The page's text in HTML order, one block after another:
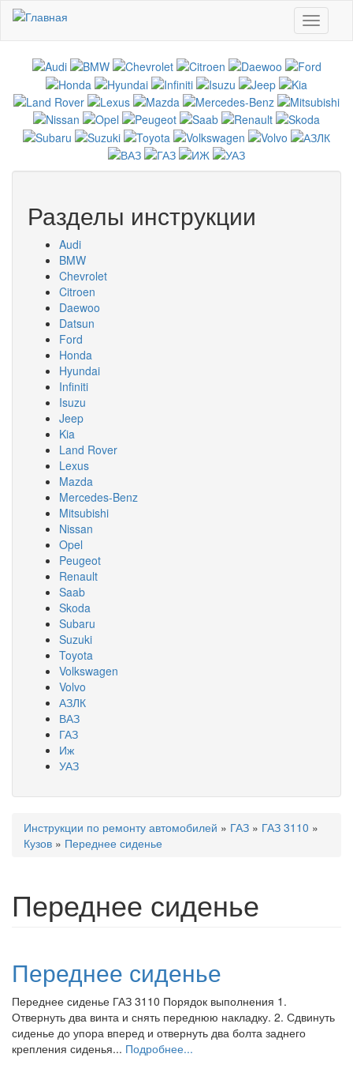
Перейти к основному содержанию
Toggle
Разделы инструкции
Audi
BMW
Chevrolet
Citroen
Daewoo
Datsun
Ford
Honda
Hyundai
Infiniti
Isuzu
Jeep
Kia
Land Rover
Lexus
Mazda
Mercedes-Benz
Mitsubishi
Nissan
Opel
Peugeot
Renault
Saab
Skoda
Subaru
Suzuki
Toyota
Volkswagen
Volvo
АЗЛК
ВАЗ
ГАЗ
Иж
УАЗ
Вы здесь
Инструкции по ремонту автомобилей » ГАЗ » ГАЗ 3110 »
Кузов » Переднее сиденье
Переднее сиденье
Переднее сиденье
Переднее сиденье ГАЗ 3110 Порядок выполнения 1.
Отвернуть два винта и снять переднюю накладку. 2. Сдвинуть
сиденье до упора вперед и отвернуть два болта заднего
крепления сиденья... Подробнее...